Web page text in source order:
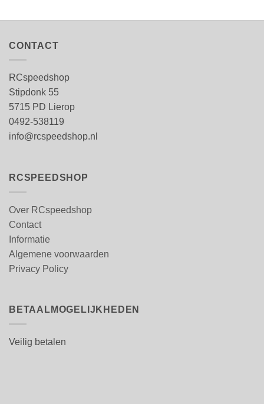
CONTACT
RCspeedshop
Stipdonk 55
5715 PD Lierop
0492-538119
info@rcspeedshop.nl
RCSPEEDSHOP
Over RCspeedshop
Contact
Informatie
Algemene voorwaarden
Privacy Policy
BETAALMOGELIJKHEDEN
Veilig betalen